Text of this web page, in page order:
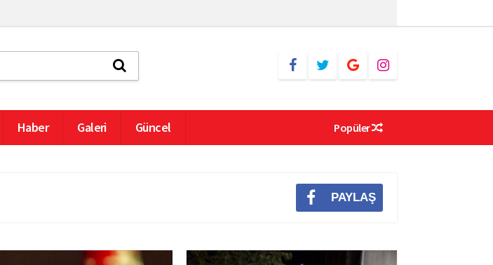
Haber Galeri Güncel Popüler
PAYLAŞ